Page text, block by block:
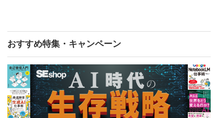
おすすめ特集・キャンペーン